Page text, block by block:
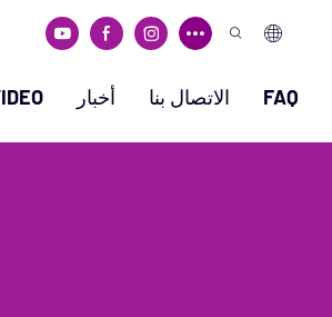
أخبار الاتصال بنا FAQ